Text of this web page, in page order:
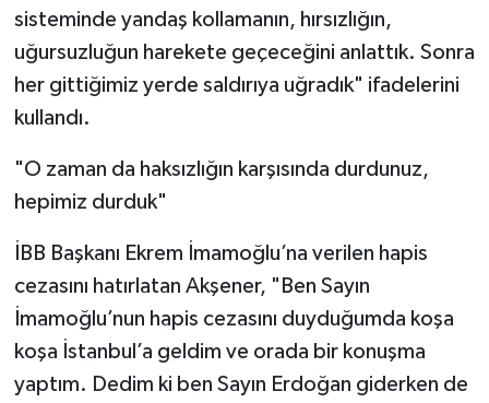
sisteminde yandaş kollamanın, hırsızlığın,
uğursuzluğun harekete geçeceğini anlattık. Sonra
her gittiğimiz yerde saldırıya uğradık" ifadelerini
kullandı.
"O zaman da haksızlığın karşısında durdunuz,
hepimiz durduk"
İBB Başkanı Ekrem İmamoğlu’na verilen hapis
cezasını hatırlatan Akşener, "Ben Sayın
İmamoğlu’nun hapis cezasını duyduğumda koşa
koşa İstanbul’a geldim ve orada bir konuşma
yaptım. Dedim ki ben Sayın Erdoğan giderken de